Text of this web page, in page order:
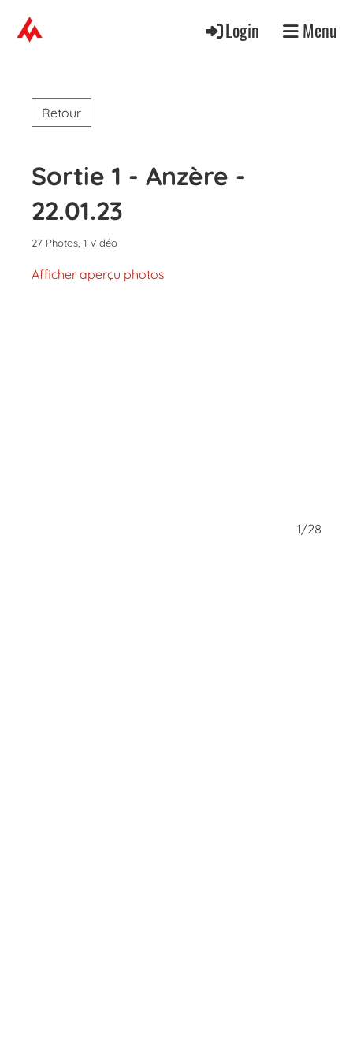
Login Menu
Retour
Sortie 1 - Anzère -
22.01.23
27 Photos, 1 Vidéo
Afficher aperçu photos
1/28